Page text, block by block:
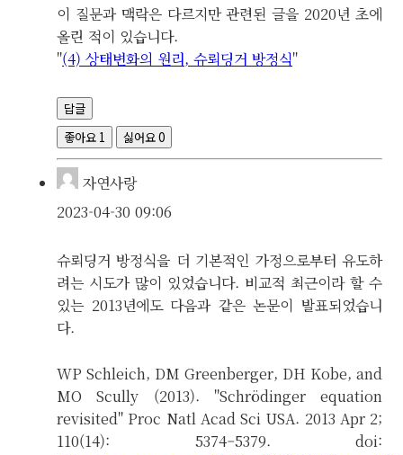
이 질문과 맥락은 다르지만 관련된 글을 2020년 초에
올린 적이 있습니다.
"(4) 상태변화의 원리, 슈뢰딩거 방정식"
답글
좋아요 1 싫어요0
자연사랑
2023-04-30 09:06
슈뢰딩거 방정식을 더 기본적인 가정으로부터 유도하
려는 시도가 많이 있었습니다. 비교적 최근이라 할 수
있는 2013년에도 다음과 같은 논문이 발표되었습니
다.
WP Schleich, DM Greenberger, DH Kobe, and
MO Scully (2013). "Schrödinger equation
revisited" Proc Natl Acad Sci USA. 2013 Apr 2;
110(14): 5374–5379. doi: